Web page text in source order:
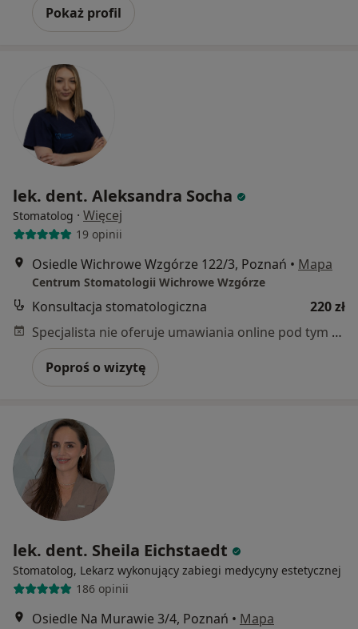
Pokaż profil
lek. dent. Aleksandra Socha
Stomatolog · Więcej
19 opinii
Osiedle Wichrowe Wzgórze 122/3, Poznań • Mapa
Centrum Stomatologii Wichrowe Wzgórze
Konsultacja stomatologiczna
220 zł
Specjalista nie oferuje umawiania online pod tym adresem.
Poproś o wizytę
lek. dent. Sheila Eichstaedt
Stomatolog, Lekarz wykonujący zabiegi medycyny estetycznej
186 opinii
Osiedle Na Murawie 3/4, Poznań • Mapa